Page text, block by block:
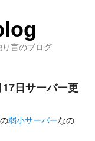
り言のブログ
日サーバー更
弱小サーバーなの